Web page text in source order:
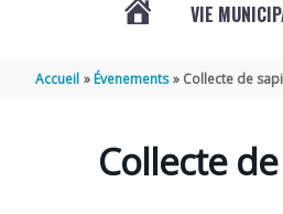
VIE
Accueil Évenements Collecte de
Collecte